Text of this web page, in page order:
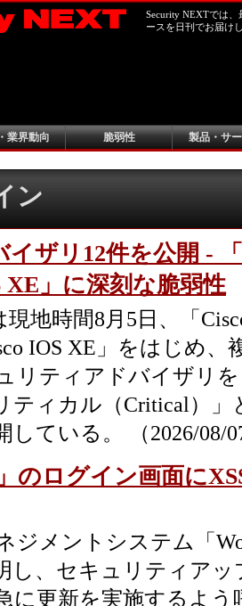
Security NEXTでは
ースを日刊でお届け
業界動向 脆弱性 製品・サ
ン
イザリ12件を公開 -
XE」に深刻な脆弱性
現地時間8月5日、「
IOS XE」をはじめ、
リティアドバイザリ
ティカル（Critical）
している。 （2026/08/
のログイン画面に
ジメントシステム「
し、セキュリティア
に更新を実施するよ